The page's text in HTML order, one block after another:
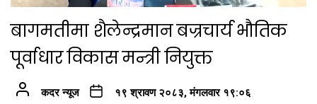
बागमतीमा शैलेन्द्रमान बज्रचार्य भौतिक
पूर्वाधार विकास मन्त्री नियुक्त
कदर न्यूज १९ श्रावण २०८३, मंगलवार १९:०६